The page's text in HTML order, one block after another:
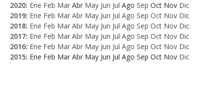
2020: Ene Feb Mar Abr May Jun Jul Ago Sep Oct Nov Dic
2019: Ene Feb Mar Abr May Jun Jul Ago Sep Oct Nov Dic
2018: Ene Feb Mar Abr May Jun Jul Ago Sep Oct Nov Dic
2017: Ene Feb Mar Abr May Jun Jul Ago Sep Oct Nov Dic
2016: Ene Feb Mar Abr May Jun Jul Ago Sep Oct Nov Dic
2015: Ene Feb Mar Abr May Jun Jul Ago Sep Oct Nov Dic